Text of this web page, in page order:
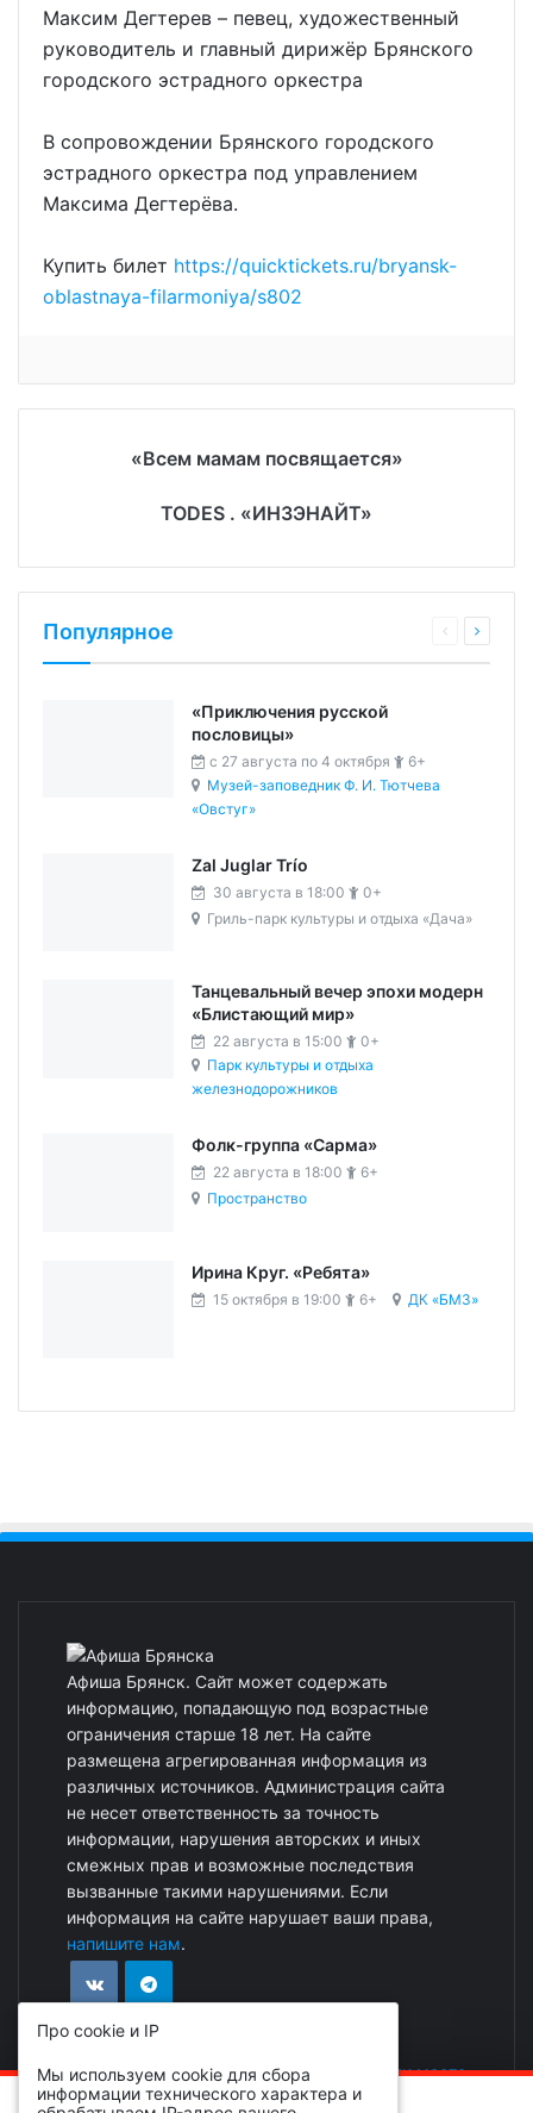
Максим Дегтерев – певец, художественный
руководитель и главный дирижёр Брянского
городского эстрадного оркестра
В сопровождении Брянского городского
эстрадного оркестра под управлением
Максима Дегтерёва.
Купить билет https://quicktickets.ru/bryansk-
oblastnaya-filarmoniya/s802
ОБРАТИТЕ ВНИМАНИЕ!
«Всем мамам посвящается»
TODES . «ИНЗЭНАЙТ»
Популярное
«Приключения русской
пословицы»
c 27 августа по 4 октября
6+
Музей-заповедник Ф. И. Тютчева
«Овстуг»
Zal Juglar Trío
30 августа в 18:00
0+
Гриль-парк культуры и отдыха «Дача»
Танцевальный вечер эпохи модерн
«Блистающий мир»
22 августа в 15:00
0+
Парк культуры и отдыха
железнодорожников
Фолк-группа «Сарма»
22 августа в 18:00
6+
Пространство
Ирина Круг. «Ребята»
15 октября в 19:00 6+ ДК «БМЗ»
Афиша Брянск. Сайт может содержать
информацию, попадающую под возрастные
ограничения старше 18 лет. На сайте
размещена агрегированная информация из
различных источников. Администрация сайта
не несет ответственность за точность
информации, нарушения авторских и иных
смежных прав и возможные последствия
вызванные такими нарушениями. Если
информация на сайте нарушает ваши права,
напишите нам.
Реклама на сайте | Добавить событие или место
Про cookie и IP
Мы используем cookie для сбора
информации технического характера и